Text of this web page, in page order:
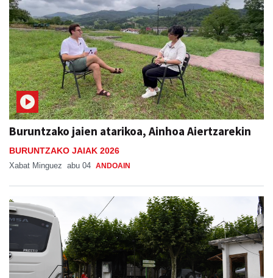
Buruntzako jaien atarikoa, Ainhoa Aiertzarekin
BURUNTZAKO JAIAK 2026
Xabat Minguez abu 04 ANDOAIN